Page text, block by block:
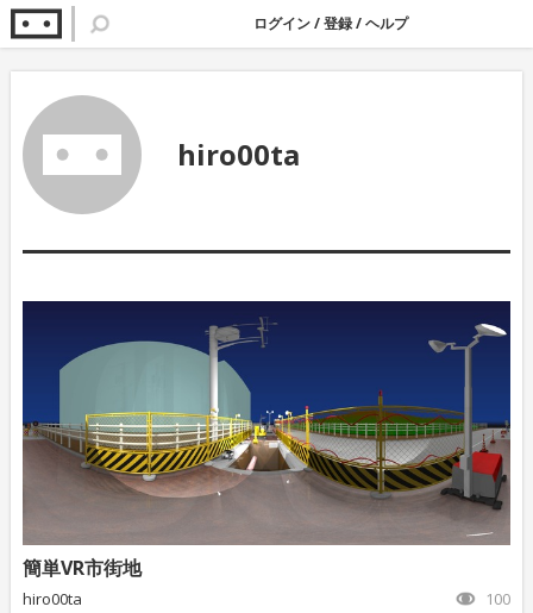
ログイン/登録/ヘルプ
hiro00ta
簡単VR市街地
hiro00ta 100